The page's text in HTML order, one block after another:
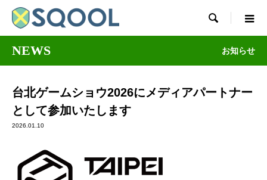

NEWS お知らせ
台北ゲームショウ2026にメディアパートナー
として参加いたします
2026.01.10